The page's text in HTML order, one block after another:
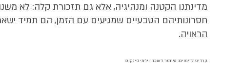
מדינתנו הקטנה ומנהיגיה, אלא גם תזכורת קלה: לא
חסרונותיהם הטבעיים שמגיעים עם הזמן, הם תמיד
הראויה.
קרדיט לדימוים: איתמר דאובה וירמי פינקוס.